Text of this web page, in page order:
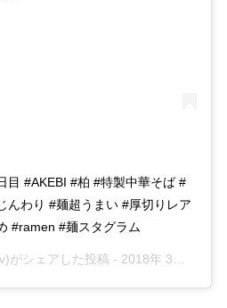
目 #AKEBI #柏 #特製中華そば #
んわり #麺超うまい #厚切りレア
#ramen #麺スタグラム
がシェアした投稿 - 2018年 3月月24日午前9時59分PDT